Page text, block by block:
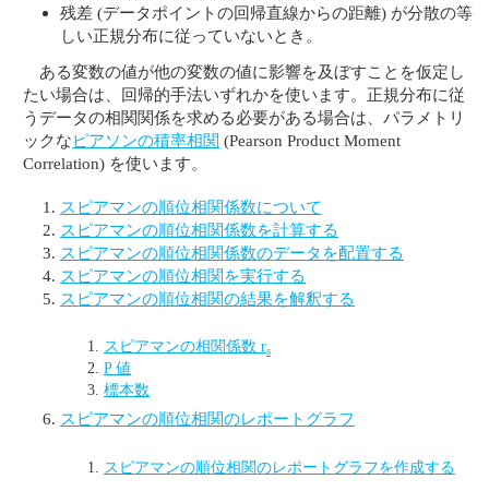
残差 (データポイントの回帰直線からの距離) が分散の等
しい正規分布に従っていないとき。
ある変数の値が他の変数の値に影響を及ぼすことを仮定し
たい場合は、回帰的手法いずれかを使います。正規分布に従
うデータの相関関係を求める必要がある場合は、パラメトリ
ックなピアソンの積率相関 (Pearson Product Moment
Correlation) を使います。
スピアマンの順位相関係数について
スピアマンの順位相関係数を計算する
スピアマンの順位相関係数のデータを配置する
スピアマンの順位相関を実行する
スピアマンの順位相関の結果を解釈する
スピアマンの相関係数 rs
P 値
標本数
スピアマンの順位相関のレポートグラフ
スピアマンの順位相関のレポートグラフを作成する